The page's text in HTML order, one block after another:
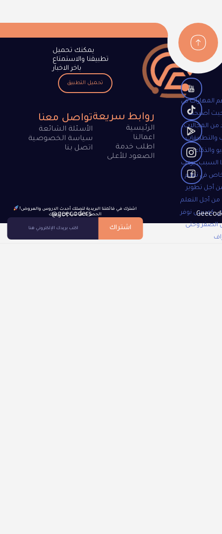
المهارات في
حيث أصبحت
من المجالات،
والتطبيقات
والذكاء
السبب، يرغب
في تعلم
أجل تطوير
من أجل التعلم
جي كودرس نوفر
الصفر وحتى
@geecoders
روابط سريعة
الرئيسية
اعمالنا
اطلب خدمة
الصعود للأعلى
تواصل معنا
الأسئلة الشائعة
سياسة الخصوصية
اتصل بنا
!اشترك في قائمتنا البريدية لتصلك أحدث الدروس والعروض
الحصرية مباشرة إلى بريدك
اشتراك
يمكنك تحميل
تطبيقنا والاستمتاع
باخر الاخبار
تحميل التطبيق